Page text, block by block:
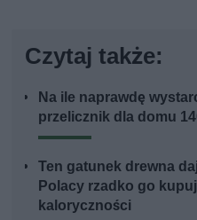
Czytaj także:
Na ile naprawdę
przelicznik dla domu
Ten gatunek drewna
Polacy rzadko go
kaloryczności